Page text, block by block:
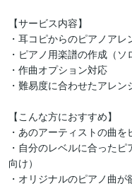
【サービス内容】
・耳コピからのピアノアレ
・ピアノ用楽譜の作成（ソ
・作曲オプション対応
・難易度に合わせたアレン
【こんな方におすすめ】
・あのアーティストの曲を
・自分のレベルに合った
向け）
・オリジナルのピアノ曲が